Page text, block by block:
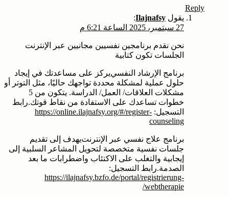
Reply
يقول Ilajnafsy
:
27 سبتمبر، 2025 الساعة 6:21 م
الجلسات تكون كتابية
‎برنامج الإرشاد النفسي يركز على مساعدتك في إيجاد
حلول عملية لمشكلة محددة تواجهك حاليًا، مثل التوتر أو
مشكلات العلاقات‫/‬ العمل‫/‬ الدراسة. يتكون من 5
خطوات تساعدك على الاستفادة من نقاط قوتك. رابط
التسجيل: https://online.ilajnafsy.org/#/register-
counseling
‎برنامج علاج نفسي عبر الإنترنت يهدف إلى تقديم
جلسات نفسية متخصصة لتحويل المشاعر السلبية إلى
إيجابية والتغلب على الاكتئاب واضطرابات ما بعد
الصدمة. رابط التسجيل:
https://ilajnafsy.bzfo.de/portal/registrierung-
webtherapie/